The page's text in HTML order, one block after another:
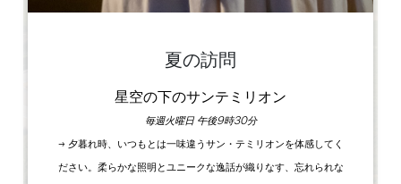
夏の訪問
星空の下のサンテミリオン
毎週火曜日 午後9時30分
→ 夕暮れ時、いつもとは一味違うサン・テミリオンを体感してく
ださい。柔らかな照明とユニークな逸話が織りなす、忘れられな